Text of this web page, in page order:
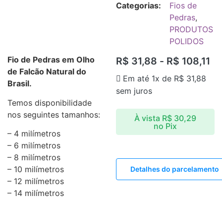
Fio de Pedras em Olho
de Falcão Natural do
Brasil.
Temos disponibilidade
nos seguintes tamanhos:
– 4 milímetros
– 6 milímetros
– 8 milímetros
– 10 milímetros
– 12 milímetros
– 14 milímetros
Categorias:
Fios de
Pedras,
PRODUTOS
POLIDOS
R$ 31,88 - R$ 108,11
Em até 1x de R$ 31,88
sem juros
À vista R$ 30,29
no Pix
Detalhes do parcelamento